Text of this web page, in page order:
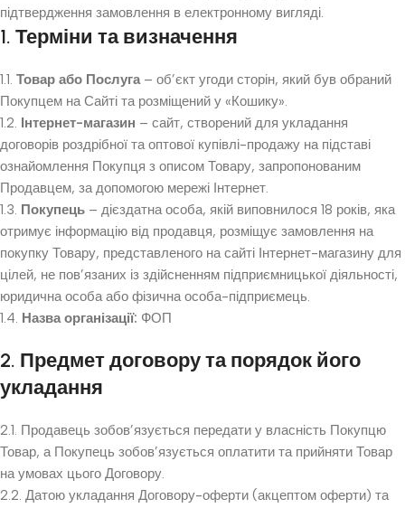
підтвердження замовлення в електронному вигляді.
1. Терміни та визначення
1.1. Товар або Послуга– об’єкт угоди сторін, який був обраний
Покупцем на Сайті та розміщений у «Кошику».
1.2. Інтернет-магазин – сайт, створений для укладання
договорів роздрібної та оптової купівлі-продажу на підставі
ознайомлення Покупця з описом Товару, запропонованим
Продавцем, за допомогою мережі Інтернет.
1.3. Покупець – дієздатна особа, якій виповнилося 18 років, яка
отримує інформацію від продавця, розміщує замовлення на
покупку Товару, представленого на сайті Інтернет-магазину для
цілей, не пов’язаних із здійсненням підприємницької діяльності,
юридична особа або фізична особа-підприємець.
1.4. Назва організації: ФОП
2. Предмет договору та порядок його
укладання
2.1. Продавець зобов’язується передати у власність Покупцю
Товар, а Покупець зобов’язується оплатити та прийняти Товар
на умовах цього Договору.
2.2. Датою укладання Договору-оферти (акцептом оферти) та